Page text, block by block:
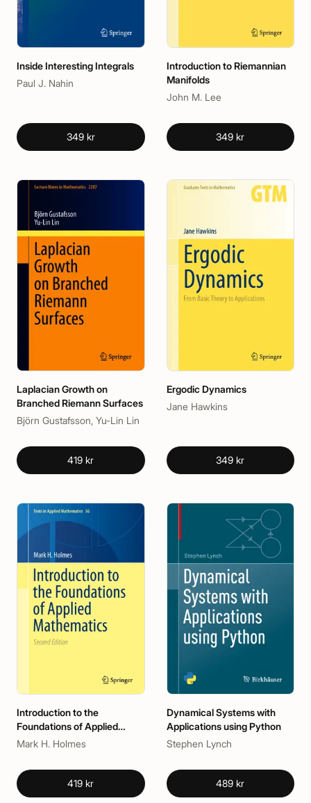
Inside Interesting Integrals
Paul J. Nahin
349 kr
Introduction to Riemannian
Manifolds
John M. Lee
349 kr
Laplacian Growth on
Branched Riemann Surfaces
Björn Gustafsson, Yu-Lin Lin
419 kr
Ergodic Dynamics
Jane Hawkins
349 kr
Introduction to the
Foundations of Applied
Mathematics
Mark H. Holmes
419 kr
Dynamical Systems with
Applications using Python
Stephen Lynch
489 kr